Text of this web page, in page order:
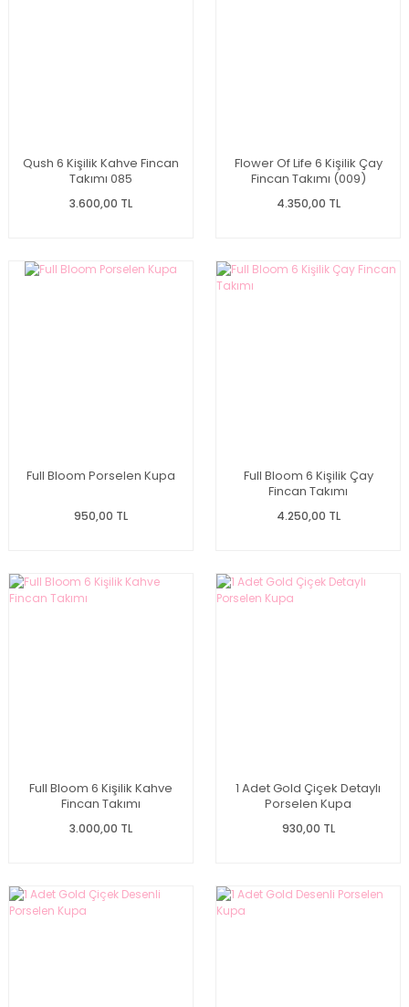
Qush 6 Kişilik Kahve Fincan
Takımı 085
3.600,00 TL
Flower Of Life 6 Kişilik Çay
Fincan Takımı (009)
4.350,00 TL
Full Bloom Porselen Kupa
950,00 TL
Full Bloom 6 Kişilik Çay
Fincan Takımı
4.250,00 TL
Full Bloom 6 Kişilik Kahve
Fincan Takımı
3.000,00 TL
1 Adet Gold Çiçek Detaylı
Porselen Kupa
930,00 TL